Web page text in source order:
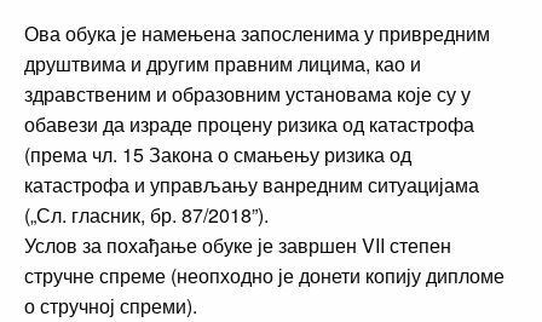
Ова обука је намењена запосленима у привредним
друштвима и другим правним лицима, као и
здравственим и образовним установама које су у
обавези да израде процену ризика од катастрофа
(према чл. 15 Закона о смањењу ризика од
катастрофа и управљању ванредним ситуацијама
(„Сл. гласник, бр. 87/2018”).
Услов за похађање обуке је завршен VII степен
стручне спреме (неопходно је донети копију дипломе
о стручној спреми).